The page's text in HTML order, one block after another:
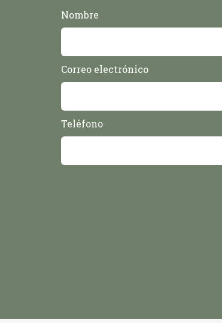
Nombre
Correo electrónico
Teléfono